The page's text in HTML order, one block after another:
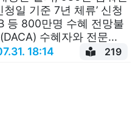
일 기준 7년 체류’ 신청
등 800만명 수혜 전망불
수혜자와 전문...
18:14 219